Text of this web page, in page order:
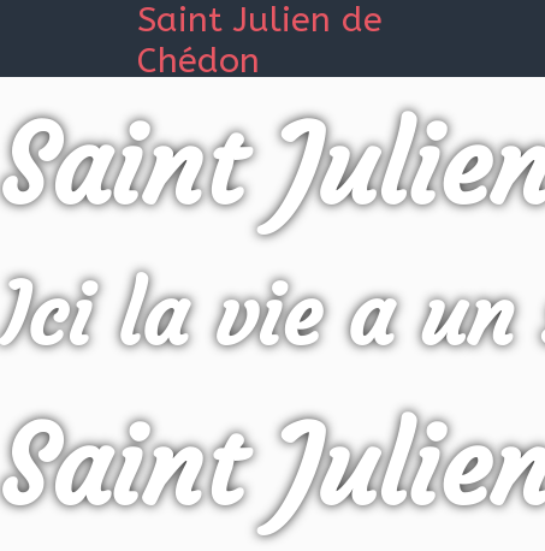
Saint Julien de
Chédon
Saint
Ici la vie a un
Saint